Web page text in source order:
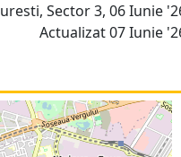
Sector 3, 06 Iunie
Actualizat 07 Iunie